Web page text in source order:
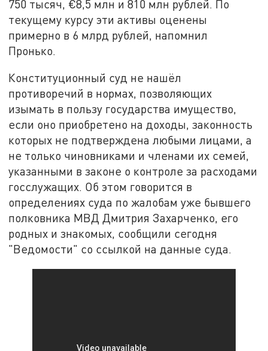
750 тысяч, €8,5 млн и 810 млн рублей. По
текущему курсу эти активы оценены
примерно в 6 млрд рублей, напомнил
Пронько.
Конституционный суд не нашёл
противоречий в нормах, позволяющих
изымать в пользу государства имущество,
если оно приобретено на доходы, законность
которых не подтверждена любыми лицами, а
не только чиновниками и членами их семей,
указанными в законе о контроле за расходами
госслужащих. Об этом говорится в
определениях суда по жалобам уже бывшего
полковника МВД Дмитрия Захарченко, его
родных и знакомых, сообщили сегодня
"Ведомости" со ссылкой на данные суда.